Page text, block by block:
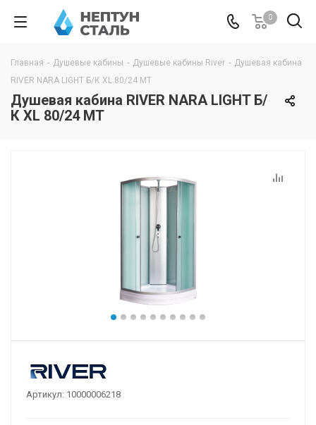
0
Главная - Душевые кабины - Душевые кабины River - Душевая кабина
RIVER NARA LIGHT Б/К XL 80/24 MT
Душевая кабина RIVER NARA LIGHT Б/
К XL 80/24 MT
Артикул: 10000006218